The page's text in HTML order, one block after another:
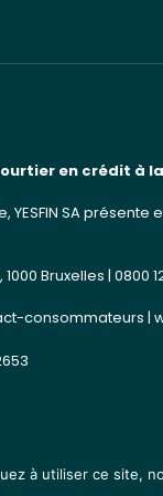
en crédit à
YESFIN SA
Bruxelles | 0800
consommateurs |
à utiliser ce site,